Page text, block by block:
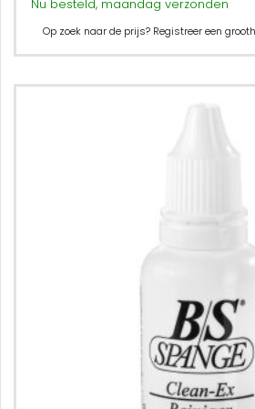
Nu besteld, maandag verzonden
Op zoek naar de prijs? Registreer een